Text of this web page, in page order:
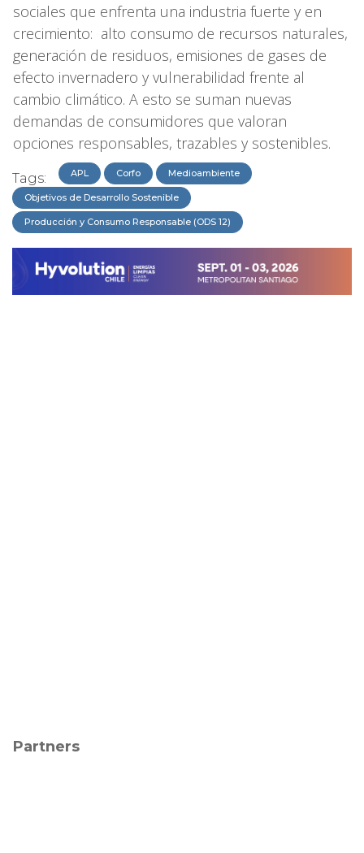
sociales que enfrenta una industria fuerte y en
crecimiento: alto consumo de recursos naturales,
generación de residuos, emisiones de gases de
efecto invernadero y vulnerabilidad frente al
cambio climático. A esto se suman nuevas
demandas de consumidores que valoran
opciones responsables, trazables y sostenibles.
Tags: APL Corfo Medioambiente
Objetivos de Desarrollo Sostenible
Producción y Consumo Responsable (ODS 12)
Partners